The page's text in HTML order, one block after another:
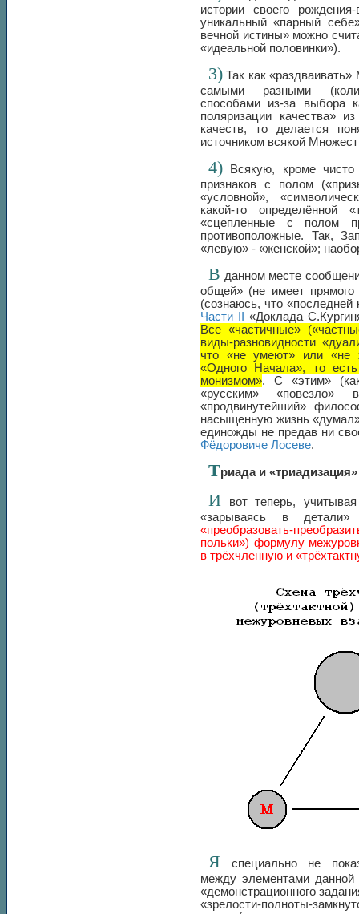
истории своего
уникальный «парный
вечной истины» можно
«идеальной половинки»).
3) Так как
самыми разными
способами из-за выбора
поляризации качества»
качеств, то делается
источником всякой
4) Всякую, кроме
признаков с полом
«условной»,
какой-то определённой
«сцепленные с полом
противоположные. Так,
«левую» - «женской»;
В данном месте
общей» (не имеет прямого
(сознаюсь, что
Части II
«Доклада
Все «частичные»
виды-разновидности
что «не умеют» или «не
«Одного Начала», то
монизмом». С «этим»
«русским»
«продвинутейший»
насыщенную жизнь
единожды не предав ни
Фёдоровиче Лосеве.
Триада и «триадизация»
И вот теперь,
«зарываясь в
«преобразовать-
польки») формулу
в трёхчленную и
Я специально не
между элементами
«демонстрационного
«зрелости-полноты-